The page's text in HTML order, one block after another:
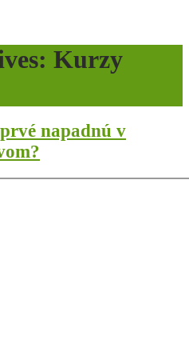
Kurzy
napadnú v